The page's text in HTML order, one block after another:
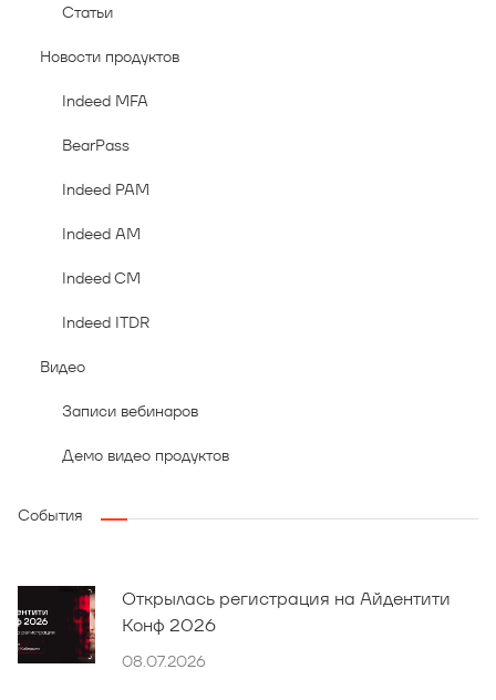
Статьи
Новости продуктов
Indeed MFA
BearPass
Indeed PAM
Indeed AM
Indeed CM
Indeed ITDR
Видео
Записи вебинаров
Демо видео продуктов
События
Открылась регистрация на Айдентити
Конф 2026
08.07.2026